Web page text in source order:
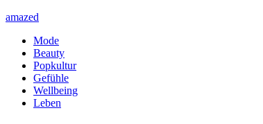
amazed
Mode
Beauty
Popkultur
Gefühle
Wellbeing
Leben